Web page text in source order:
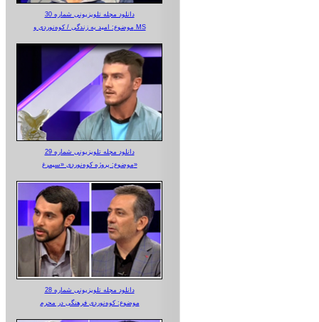
دانلود مجله تلویزیونی شماره 30
موضوع: امید به زندگی / کوه‌نوردی و MS
دانلود مجله تلویزیونی شماره 29
موضوع: پروژه کوه‌نوردی «سیمرغ»
دانلود مجله تلویزیونی شماره 28
موضوع: کوه‌نوردی فرهنگی در محرم